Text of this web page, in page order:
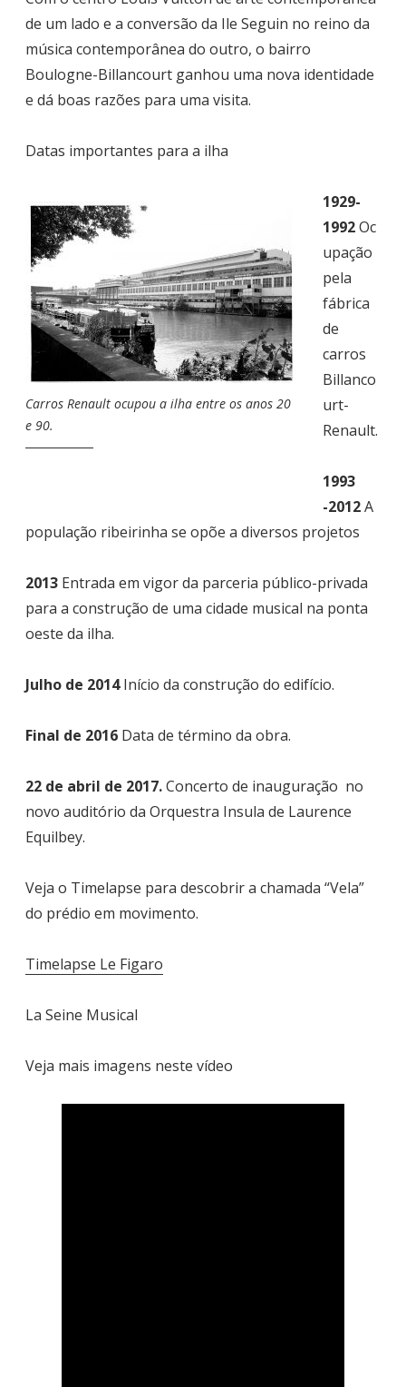
de um lado e a conversão da Ile Seguin no reino da
música contemporânea do outro, o bairro
Boulogne-Billancourt ganhou uma nova identidade
e dá boas razões para uma visita.
Datas importantes para a ilha
Carros Renault ocupou a ilha entre os anos 20
e 90.
1929-
1992Oc
upação
pela
fábrica
de
carros
Billanco
urt-
Renault.
1993
-2012A
população ribeirinha se opõe a diversos projetos
2013 Entrada em vigor da parceria público-privada
para a construção de uma cidade musical na ponta
oeste da ilha.
Julho de 2014 Início da construção do edifício.
Final de 2016 Data de término da obra.
22 de abril de 2017.Concerto de inauguração no
novo auditório da Orquestra Insula de Laurence
Equilbey.
Veja o Timelapse para descobrir a chamada “Vela”
do prédio em movimento.
Timelapse Le Figaro
La Seine Musical
Veja mais imagens neste vídeo